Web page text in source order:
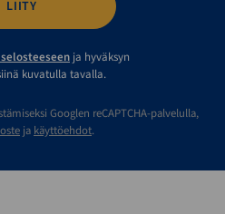
ja hyväksyn
kuvatulla tavalla.
Googlen reCAPTCHA-palvelulla,
ja käyttöehdot.